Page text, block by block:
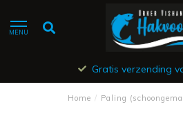
MENU
Gratis verzending
Home / Paling